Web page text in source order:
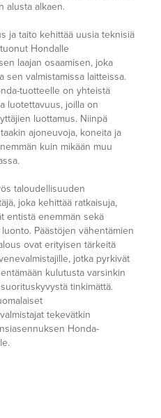
alusta alkaen.
ja taito kehittää uusia teknisiä
Hondalle
laajan osaamisen, joka
sen valmistamissa laitteissa.
tuotteelle on yhteistä
luotettavuus, joilla on
luottamus. Niinpä
ajoneuvoja, koneita ja
kuin mikään muu
taloudellisuuden
joka kehittää ratkaisuja,
entistä enemmän sekä
Päästöjen vähentämien
ovat erityisen tärkeitä
jotka pyrkivät
kulutusta varsinkin
tinkimättä.
tekevätkin
Honda-